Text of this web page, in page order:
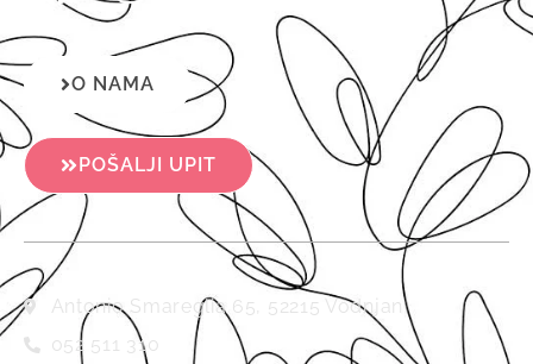
O NAMA
POŠALJI UPIT
Antonio Smareglia 65, 52215 Vodnjan
052 511 310